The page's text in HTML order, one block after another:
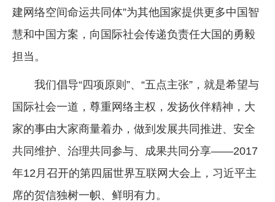
建网络空间命运共同体”为其他国家提供更多中国智
慧和中国方案，向国际社会传递负责任大国的勇毅
担当。
我们倡导“四项原则”、“五点主张”，就是希望与
国际社会一道，尊重网络主权，发扬伙伴精神，大
家的事由大家商量着办，做到发展共同推进、安全
共同维护、治理共同参与、成果共同分享——2017
年12月召开的第四届世界互联网大会上，习近平主
席的贺信独树一帜、鲜明有力。